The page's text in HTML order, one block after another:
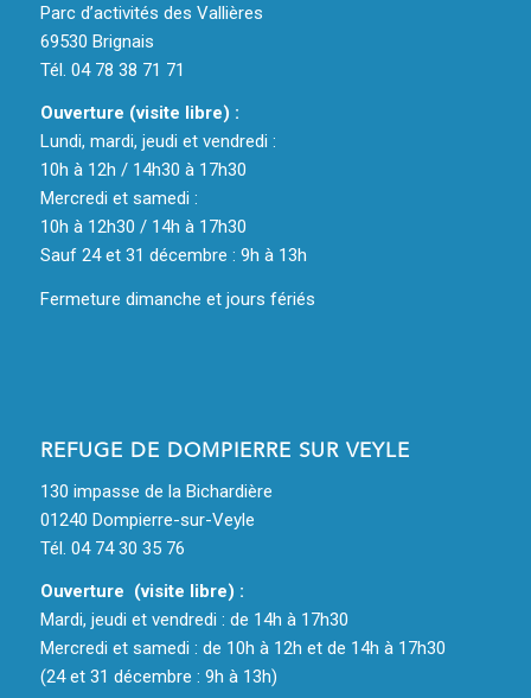
Parc d’activités des Vallières
69530 Brignais
Tél. 04 78 38 71 71
Ouverture (visite libre) :
Lundi, mardi, jeudi et vendredi :
10h à 12h / 14h30 à 17h30
Mercredi et samedi :
10h à 12h30 / 14h à 17h30
Sauf 24 et 31 décembre : 9h à 13h
Fermeture dimanche et jours fériés
REFUGE DE DOMPIERRE SUR VEYLE
130 impasse de la Bichardière
01240 Dompierre-sur-Veyle
Tél. 04 74 30 35 76
Ouverture (visite libre) :
Mardi, jeudi et vendredi : de 14h à 17h30
Mercredi et samedi : de 10h à 12h et de 14h à 17h30
(24 et 31 décembre : 9h à 13h)